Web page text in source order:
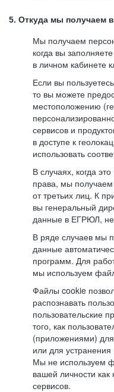
5. Откуда мы получаем
Мы получаем
когда вы
в личном кабинете
Если вы
то вы можете
местоположению
сервисов и
в доступе к
использовать
В случаях, когда
права, мы
от третьих лиц. К
вы генеральный
данные в ЕГРЮЛ, не
В ряде случаев мы
данные
программ. Для
мы используем
Файлы cookie
распознавать
пользовательские
того, как
(приложениями)
или для
Мы не используем
вашей личности как
сервисов.